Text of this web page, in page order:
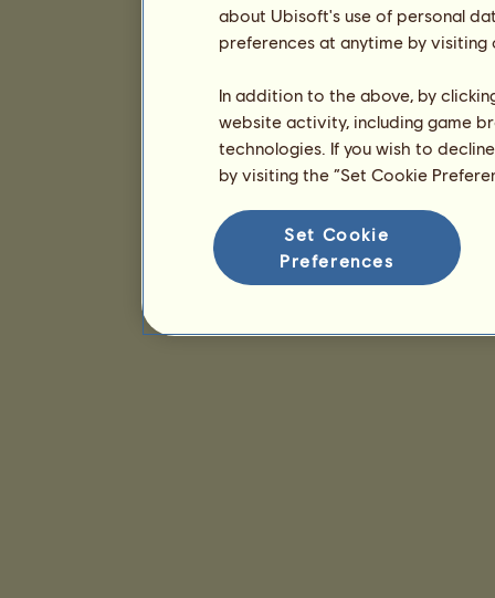
about Ubisoft's use of personal
preferences at anytime by
In addition to the above, by
website activity, including game
technologies. If you wish to
by visiting the “Set Cookie
Set Cookie
Preferences